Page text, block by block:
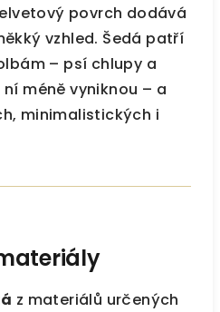
povrch dodává
vzhled. Šedá patří
– psí chlupy a
méně vyniknou – a
minimalistických i
z materiálů určených